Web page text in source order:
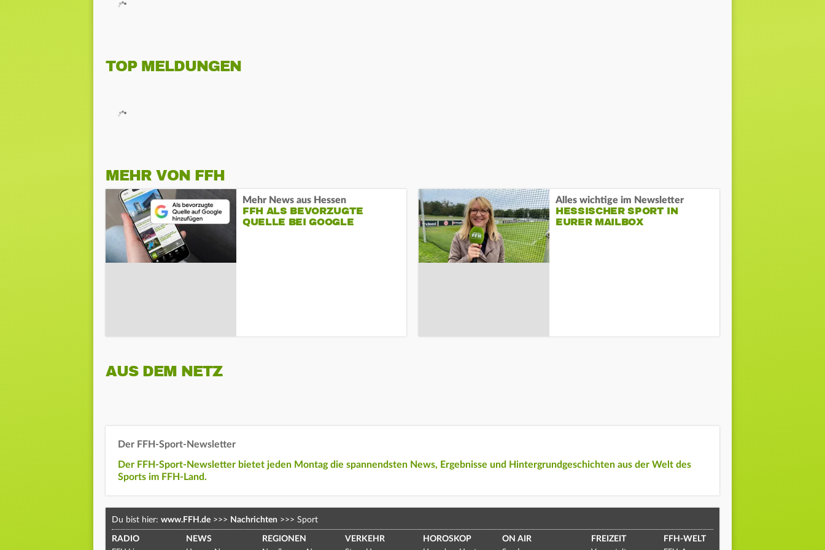
TOP MELDUNGEN
MEHR VON FFH
Mehr News aus Hessen
FFH ALS BEVORZUGTE
QUELLE BEI GOOGLE
Alles wichtige im Newsletter
HESSISCHER SPORT IN
EURER MAILBOX
AUS DEM NETZ
Der FFH-Sport-Newsletter
Der FFH-Sport-Newsletter bietet jeden Montag die spannendsten News, Ergebnisse und Hintergrundgeschichten aus der Welt des
Sports im FFH-Land.
Du bist hier: www.FFH.de >>> Nachrichten >>> Sport
RADIO NEWS REGIONEN VERKEHR HOROSKOP ON AIR FREIZEIT FFH-WELT